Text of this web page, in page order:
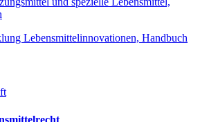
Lebensmittelinnovationen, Handbuch